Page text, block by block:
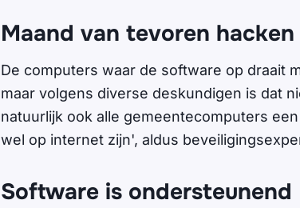
Maand van tevoren hacken
De computers waar de software op draait
maar volgens diverse deskundigen is dat
natuurlijk ook alle gemeentecomputers
wel op internet zijn', aldus
Software is ondersteunend